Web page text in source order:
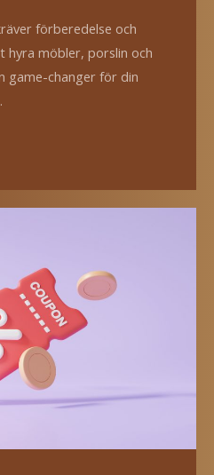
förberedelse och
hyra möbler, porslin och
game-changer för din